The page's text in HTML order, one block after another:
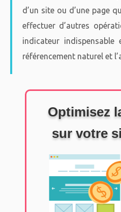
d’un site ou d’une page
effectuer d’autres
indicateur
référencement naturel et
Optimisez
sur votre